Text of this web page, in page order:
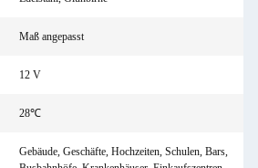
Maß angepasst
12 V
28℃
Gebäude, Geschäfte, Hochzeiten, Schulen, Bars,